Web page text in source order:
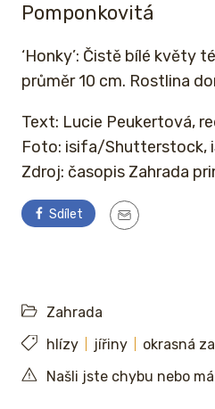
Pomponkovitá
‘Honky’: Čistě bílé květy
průměr 10 cm. Rostlina
Text: Lucie Peukertová,
Foto: isifa/Shutterstock,
Zdroj: časopis Zahrada
Sdílet
Zahrada
hlízy
jířiny
okrasná
Našli jste chybu nebo